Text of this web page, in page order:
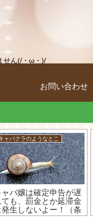
せん(/・ω・)/
お問い合わせ
ャバクラのようなとこ
ャバ嬢は確定申告が遅
ても、罰金とか延滞金
発生しないよー！（条
付き）